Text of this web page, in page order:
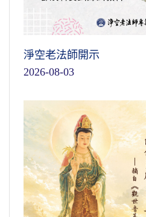
淨空老法師開示
2026-08-03